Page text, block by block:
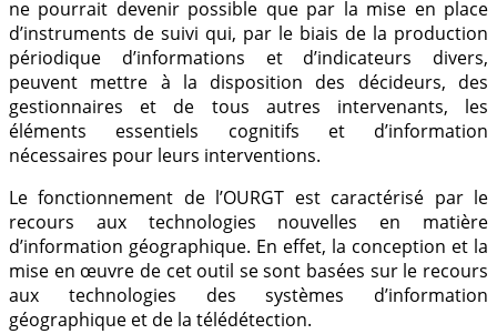
ne pourrait devenir possible que par la mise en place
d’instruments de suivi qui, par le biais de la production
périodique d’informations et d’indicateurs divers,
peuvent mettre à la disposition des décideurs, des
gestionnaires et de tous autres intervenants, les
éléments essentiels cognitifs et d’information
nécessaires pour leurs interventions.
Le fonctionnement de l’OURGT est caractérisé par le
recours aux technologies nouvelles en matière
d’information géographique. En effet, la conception et la
mise en œuvre de cet outil se sont basées sur le recours
aux technologies des systèmes d’information
géographique et de la télédétection.